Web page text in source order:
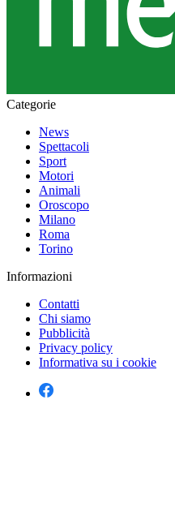
Categorie
News
Spettacoli
Sport
Motori
Animali
Oroscopo
Milano
Roma
Torino
Informazioni
Contatti
Chi siamo
Pubblicità
Privacy policy
Informativa su i cookie